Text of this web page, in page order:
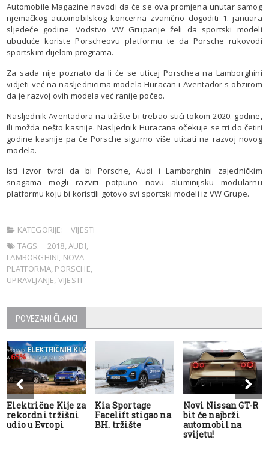
Automobile Magazine navodi da će se ova promjena unutar samog
njemačkog automobilskog koncerna zvanično dogoditi 1. januara
sljedeće godine. Vodstvo VW Grupacije želi da sportski modeli
ubuduće koriste Porscheovu platformu te da Porsche rukovodi
sportskim dijelom programa.
Za sada nije poznato da li će se uticaj Porschea na Lamborghini
vidjeti već na nasljednicima modela Huracan i Aventador s obzirom
da je razvoj ovih modela već ranije počeo.
Nasljednik Aventadora na tržište bi trebao stići tokom 2020. godine,
ili možda nešto kasnije. Nasljednik Huracana očekuje se tri do četiri
godine kasnije pa će Porsche sigurno više uticati na razvoj novog
modela.
Isti izvor tvrdi da bi Porsche, Audi i Lamborghini zajedničkim
snagama mogli razviti potpuno novu aluminijsku modularnu
platformu koju bi koristili gotovo svi sportski modeli iz VW Grupe.
KATEGORIJE:
VIJESTI
TAGS:
2018 AUDI
LAMBORGHINI NOVA
PLATFORMA, PORSCHE
UPRAVLJANJE VIJESTI
POVEZANI ČLANCI
Električne Kije za
rekordni tržišni
udio u Evropi
Kia Sportage
Facelift stigao na
BH. tržište
Novi Nissan GT-R
bit će najbrži
automobil na
svijetu!